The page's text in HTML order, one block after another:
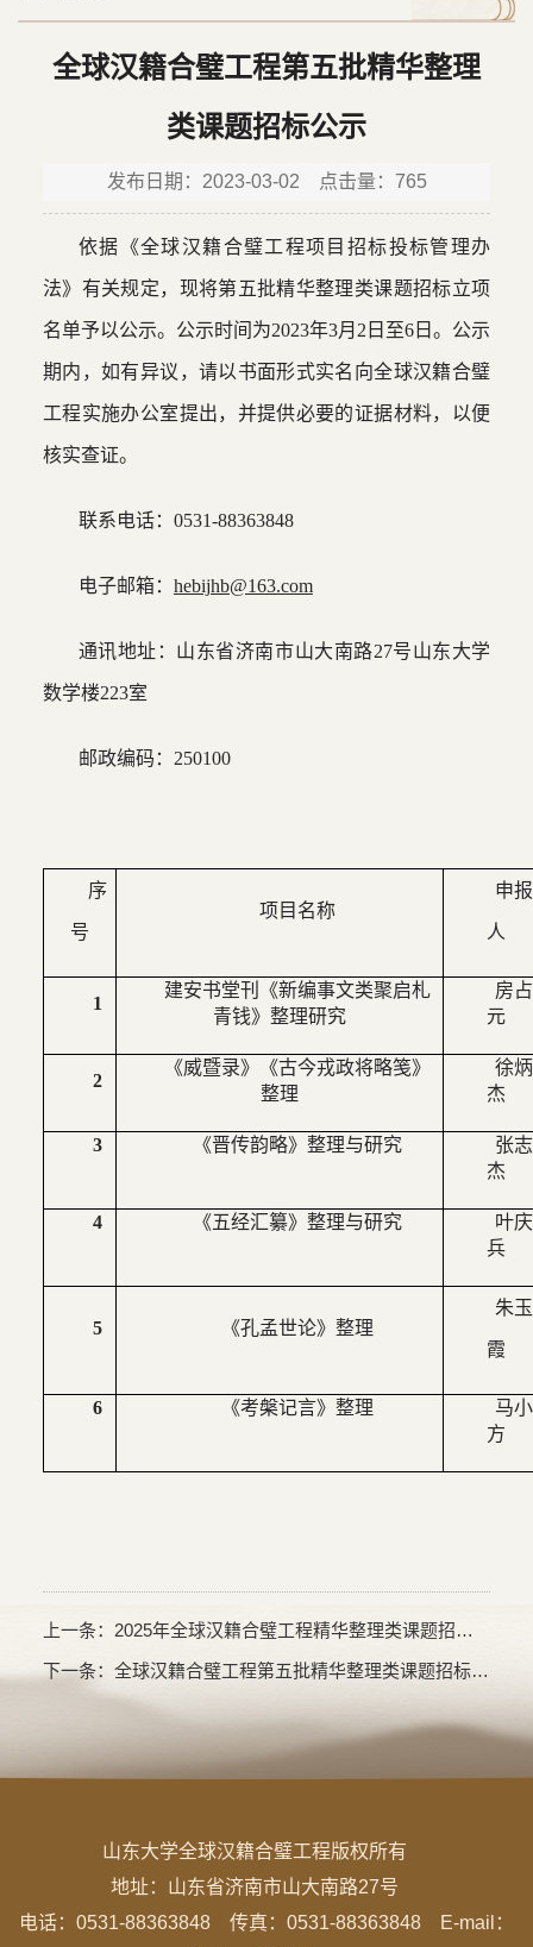
全球汉籍合璧工程第五批精华整理
类课题招标公示
发布日期：2023-03-02 点击量： 765
依据《全球汉籍合璧工程项目招标投标管理办
法》有关规定，现将第五批精华整理类课题招标立项
名单予以公示。公示时间为2023年3月2日至6日。公示
期内，如有异议，请以书面形式实名向全球汉籍合璧
工程实施办公室提出，并提供必要的证据材料，以便
核实查证。
联系电话：0531-88363848
电子邮箱： hebijhb@163.com
通讯地址：山东省济南市山大南路27号山东大学
数学楼223室
邮政编码：250100
序
号
项目名称
申报
人
1
建安书堂刊《新编事文类聚启札
青钱》整理研究
房占
元
2
《威暨录》《古今戎政将略笺》
整理
徐炳
杰
3 《晋传韵略》整理与研究
张志
杰
4 《五经汇纂》整理与研究
叶庆
兵
5 《孔孟世论》整理
朱玉
霞
6 《考槃记言》整理
马小
方
上一条： 2025年全球汉籍合璧工程精华整理类课题招标公告
下一条： 全球汉籍合璧工程第五批精华整理类课题招标公告
山东大学全球汉籍合璧工程版权所有
地址： 山东省济南市山大南路27号
电话：0531-88363848 传真：0531-88363848 E-mail：